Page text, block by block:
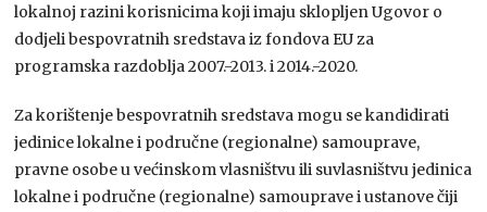
lokalnoj razini korisnicima koji imaju sklopljen Ugovor o
dodjeli bespovratnih sredstava iz fondova EU za
programska razdoblja 2007.-2013. i 2014.-2020.
Za korištenje bespovratnih sredstava mogu se kandidirati
jedinice lokalne i područne (regionalne) samouprave,
pravne osobe u većinskom vlasništvu ili suvlasništvu jedinica
lokalne i područne (regionalne) samouprave i ustanove čiji